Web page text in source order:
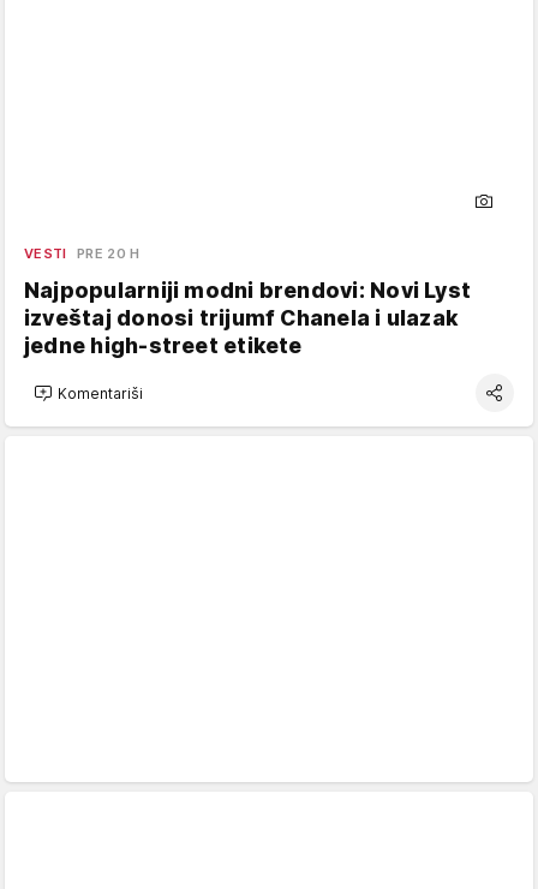
VESTI PRE 20 H
Najpopularniji modni brendovi: Novi Lyst
izveštaj donosi trijumf Chanela i ulazak
jedne high-street etikete
Komentariši